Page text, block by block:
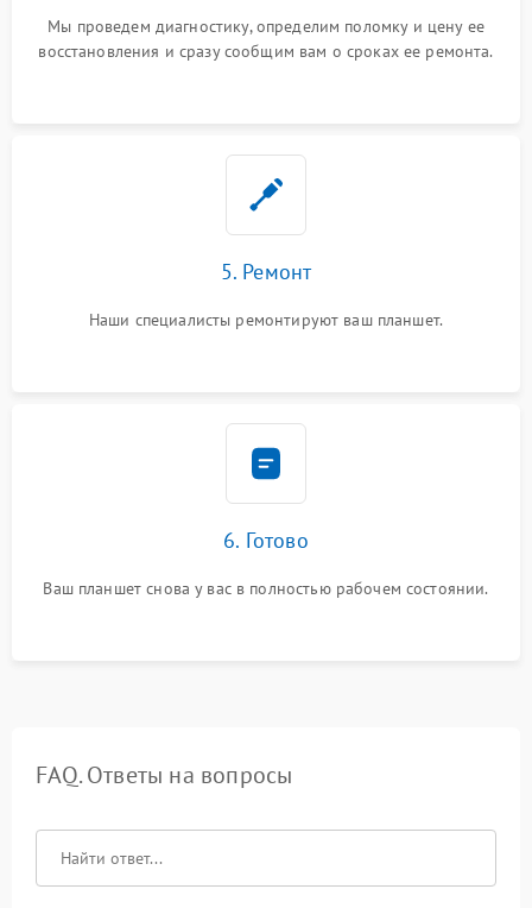
Мы проведем диагностику, определим поломку и цену ее
восстановления и сразу сообщим вам о сроках ее ремонта.
5. Ремонт
Наши специалисты ремонтируют ваш планшет.
6. Готово
Ваш планшет снова у вас в полностью рабочем состоянии.
FAQ. Ответы на вопросы